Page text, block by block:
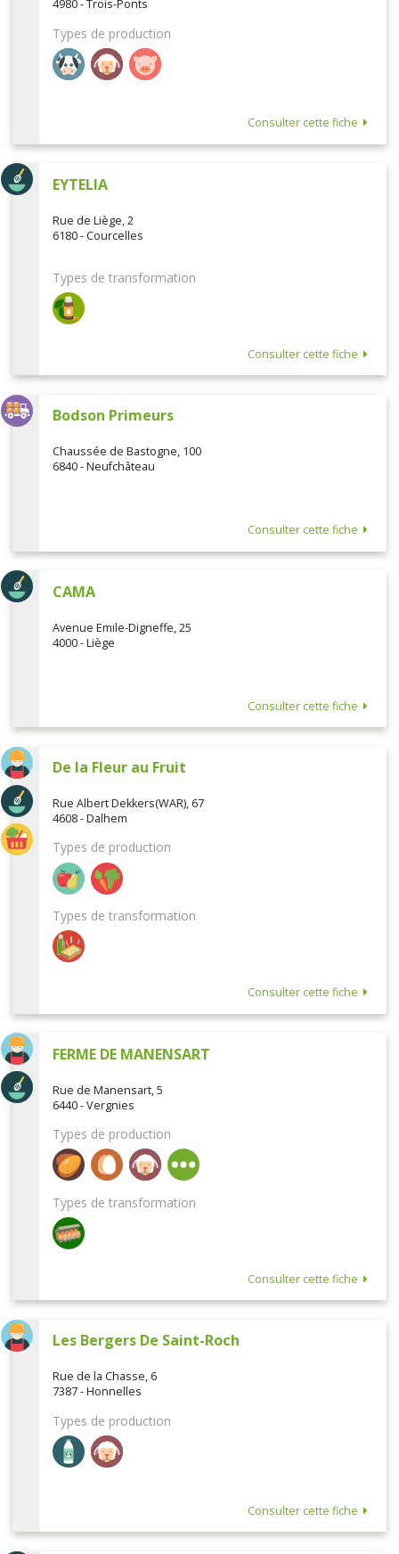
4980 - Trois-Ponts
Types de production
Consulter cette fiche
EYTELIA
Rue de Liège, 2
6180 - Courcelles
Types de transformation
Consulter cette fiche
Bodson Primeurs
Chaussée de Bastogne, 100
6840 - Neufchâteau
Consulter cette fiche
CAMA
Avenue Emile-Digneffe, 25
4000 - Liège
Consulter cette fiche
De la Fleur au Fruit
Rue Albert Dekkers(WAR), 67
4608 - Dalhem
Types de production
Types de transformation
Consulter cette fiche
FERME DE MANENSART
Rue de Manensart, 5
6440 - Vergnies
Types de production
Types de transformation
Consulter cette fiche
Les Bergers De Saint-Roch
Rue de la Chasse, 6
7387 - Honnelles
Types de production
Consulter cette fiche